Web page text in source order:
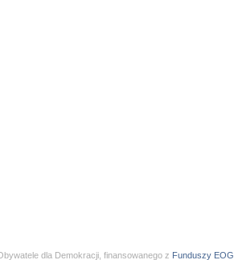
dla Demokracji, finansowanego z Funduszy EOG